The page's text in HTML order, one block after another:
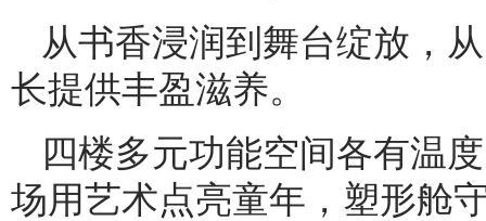
从书香浸润到舞台绽放，
长提供丰盈滋养。
四楼多元功能空间各有温
场用艺术点亮童年，塑形舱